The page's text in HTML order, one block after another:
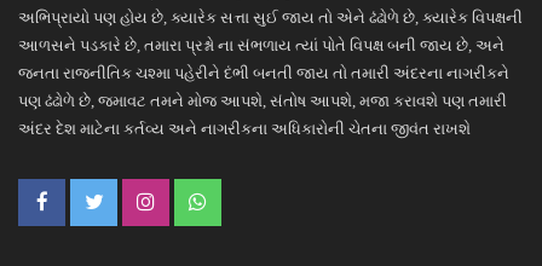
અભિપ્રાયો પણ હોય છે, ક્યારેક સત્તા સુઈ જાય તો એને ઢંઢોળે છે, ક્યારેક વિપક્ષની
આળસને પડકારે છે, તમારા પ્રશ્નો ના સંભળાય ત્યાં પોતે વિપક્ષ બની જાય છે, અને
જનતા રાજનીતિક ચશ્મા પહેરીને દંભી બનતી જાય તો તમારી અંદરના નાગરીકને
પણ ઢંઢોળે છે, જમાવટ તમને મોજ આપશે, સંતોષ આપશે, મજા કરાવશે પણ તમારી
અંદર દેશ માટેના કર્તવ્ય અને નાગરીકના અધિકારોની ચેતના જીવંત રાખશે